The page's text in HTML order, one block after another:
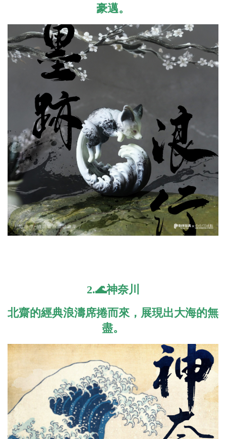
豪邁。
2.🌊神奈川
北齋的經典浪濤席捲而來，展現出大海的無
盡。